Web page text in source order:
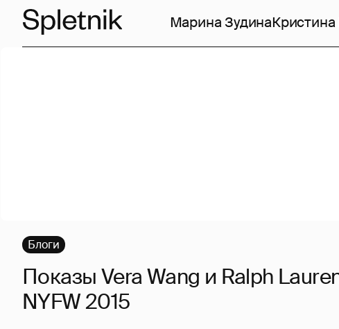
Марина Зудина
Блоги
Показы Vera Wang и Ralph
NYFW 2015